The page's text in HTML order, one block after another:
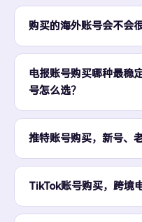
购买的海外账号会不会
电报账号购买哪种最稳
号怎么选？
推特账号购买，新号、
TikTok账号购买，跨境